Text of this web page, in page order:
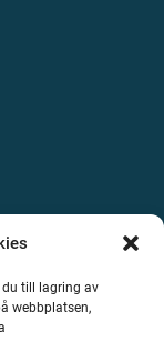
du till lagring av
webbplatsen,